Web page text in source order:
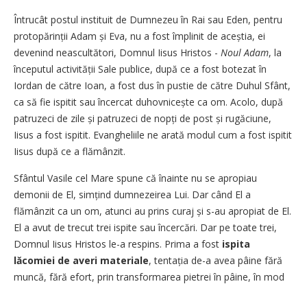
Întrucât postul instituit de Dumnezeu în Rai sau Eden, pentru
protopărinții Adam și Eva, nu a fost împlinit de aceștia, ei
devenind neascultători, Domnul Iisus Hristos - Noul Adam, la
începutul activității Sale publice, după ce a fost botezat în
Iordan de către Ioan, a fost dus în pustie de către Duhul Sfânt,
ca să fie ispitit sau încercat duhovnicește ca om. Acolo, după
patruzeci de zile și patruzeci de nopți de post și rugăciune,
Iisus a fost ispitit. Evangheliile ne arată modul cum a fost ispitit
Iisus după ce a flămânzit.
Sfântul Vasile cel Mare spune că înainte nu se apropiau
demonii de El, simțind dumnezeirea Lui. Dar când El a
flămânzit ca un om, atunci au prins curaj și s-au apropiat de El.
El a avut de trecut trei ispite sau încercări. Dar pe toate trei,
Domnul Iisus Hristos le-a respins. Prima a fost ispita
lăcomiei de averi materiale, tentația de-a avea pâine fără
muncă, fără efort, prin transformarea pietrei în pâine, în mod